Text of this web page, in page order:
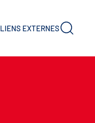
LIENS EXTERNES